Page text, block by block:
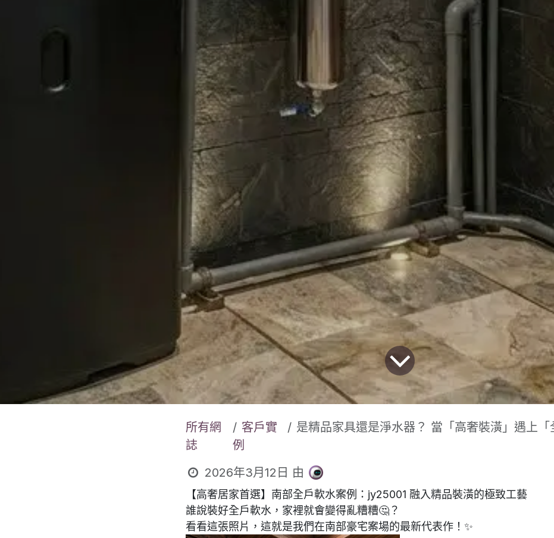
所有網
誌
客戶實
例
是精品家具還是淨水器？ 當「高奢裝潢」遇上「全家潔」
2026年3月12日 由
【高奢居家首選】南部全戶軟水案例：jy25001 融入精品裝潢的極致工藝
誰說裝好全戶軟水，家裡就會變得亂糟糟🤔？
看看這張照片，這就是我們在南部豪宅案場的最新代表作！✨